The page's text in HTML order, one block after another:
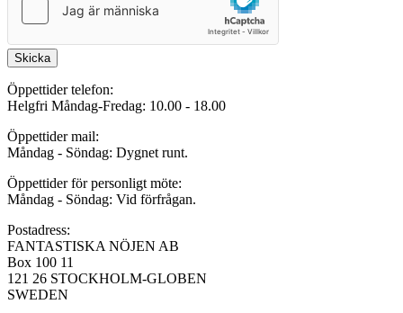
Skicka
Öppettider telefon:
Helgfri Måndag-Fredag: 10.00 - 18.00
Öppettider mail:
Måndag - Söndag: Dygnet runt.
Öppettider för personligt möte:
Måndag - Söndag: Vid förfrågan.
Postadress:
FANTASTISKA NÖJEN AB
Box 100 11
121 26 STOCKHOLM-GLOBEN
SWEDEN